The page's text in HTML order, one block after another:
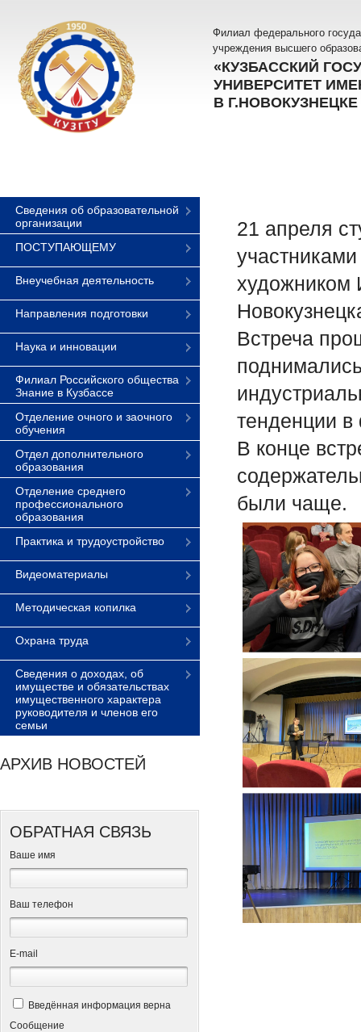
Филиал федерального
учреждения высшего
«КУЗБАССКИЙ
УНИВЕРСИТЕТ
В Г.НОВОКУЗНЕЦКЕ
Сведения об образовательной
организации
ПОСТУПАЮЩЕМУ
Внеучебная деятельность
Направления подготовки
Наука и инновации
Филиал Российского общества
Знание в Кузбассе
Отделение очного и заочного
обучения
Отдел дополнительного
образования
Отделение среднего
профессионального
образования
Практика и трудоустройство
Видеоматериалы
Методическая копилка
Охрана труда
Сведения о доходах, об
имуществе и обязательствах
имущественного характера
руководителя и членов его
семьи
АРХИВ НОВОСТЕЙ
ОБРАТНАЯ СВЯЗЬ
Ваше имя
Ваш телефон
Е-mail
Введённая информация верна
Сообщение
21 апреля
художником
Встреча
тенденции
В конце
были чаще.